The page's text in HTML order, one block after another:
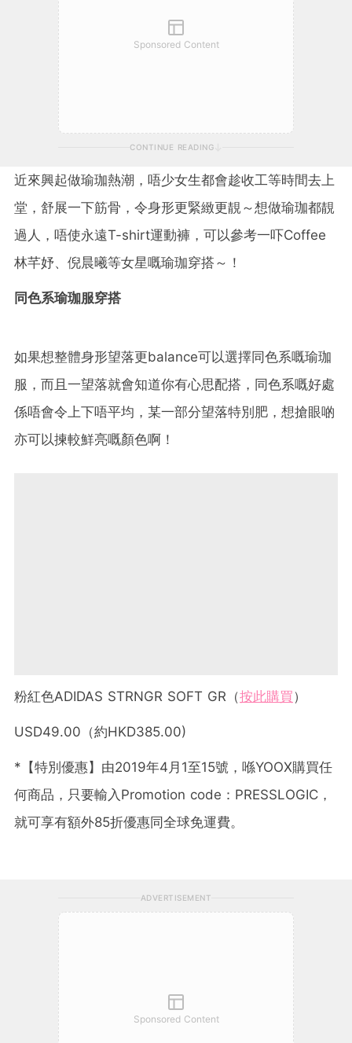
Sponsored Content
CONTINUE READING
近來興起做瑜珈熱潮，唔少女生都會趁收工等時間去上
堂，舒展一下筋骨，令身形更緊緻更靚～想做瑜珈都靚
過人，唔使永遠T-shirt運動褲，可以參考一吓Coffee
林芊妤、倪晨曦等女星嘅瑜珈穿搭～！
同色系瑜珈服穿搭
如果想整體身形望落更balance可以選擇同色系嘅瑜珈
服，而且一望落就會知道你有心思配搭，同色系嘅好處
係唔會令上下唔平均，某一部分望落特別肥，想搶眼啲
亦可以揀較鮮亮嘅顏色啊！
粉紅色ADIDAS STRNGR SOFT GR（按此購買）
USD49.00（約HKD385.00)
*【特別優惠】由2019年4月1至15號，喺YOOX購買任
何商品，只要輸入Promotion code：PRESSLOGIC，
就可享有額外85折優惠同全球免運費。
ADVERTISEMENT
Sponsored Content